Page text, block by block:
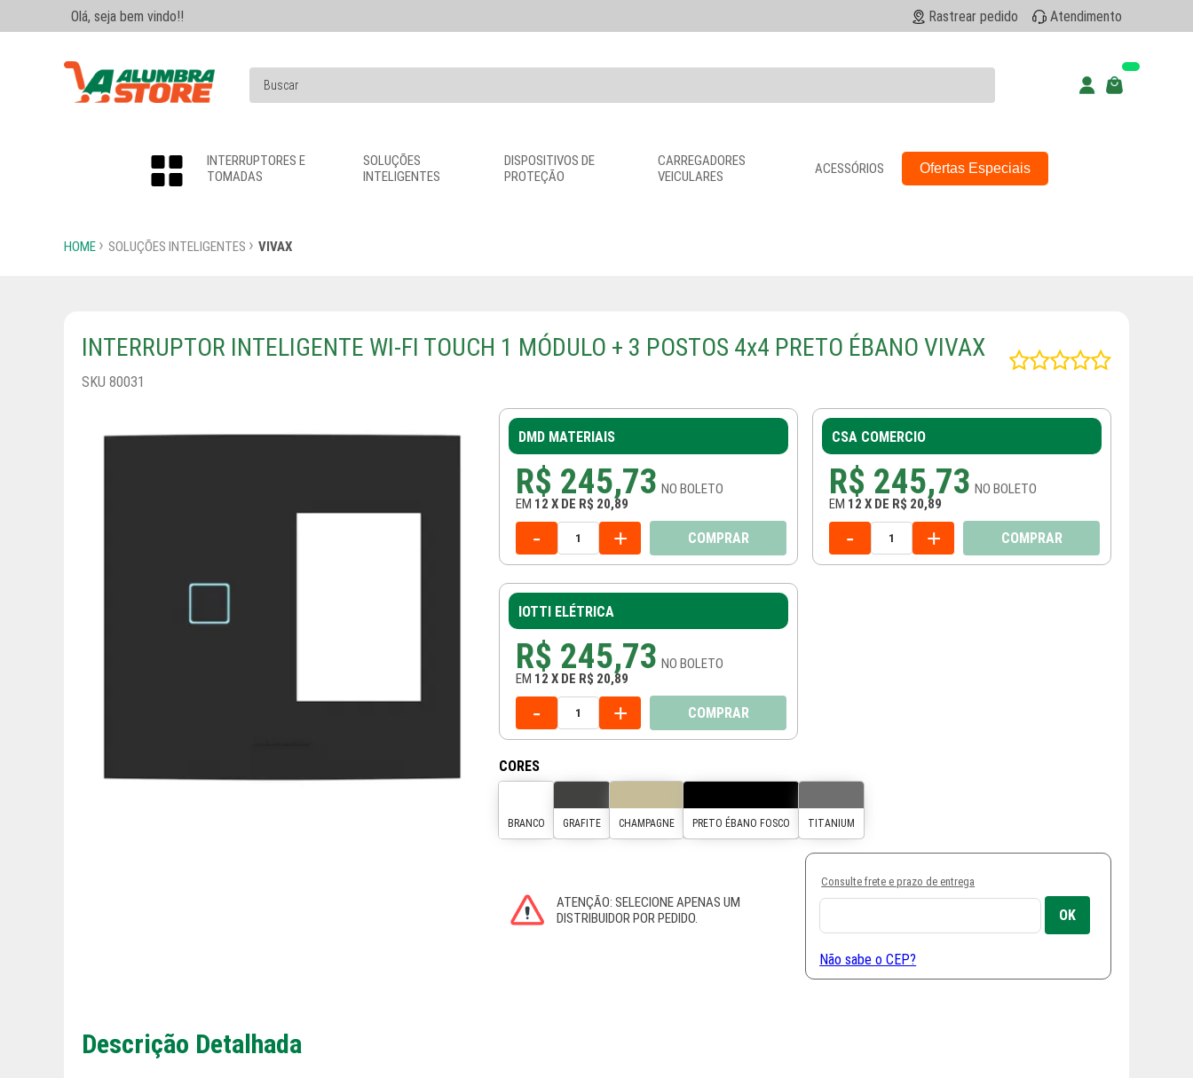
Olá, seja bem vindo!! Rastrear pedido Atendimento
INTERRUPTORES E
TOMADAS
SOLUÇÕES
INTELIGENTES
DISPOSITIVOS DE
PROTEÇÃO
CARREGADORES
VEICULARES
ACESSÓRIOS Ofertas Especiais
HOME SOLUÇÕES INTELIGENTES VIVAX
INTERRUPTOR INTELIGENTE WI-FI TOUCH 1 MÓDULO + 3 POSTOS 4x4 PRETO ÉBANO VIVAX
SKU 80031
DMD MATERIAIS
R$ 245,73 NOBOLETO
EM 12X DE R$ 20,89
- + COMPRAR
CSA COMERCIO
R$ 245,73 NOBOLETO
EM 12X DE R$ 20,89
- + COMPRAR
IOTTI ELÉTRICA
R$ 245,73 NOBOLETO
EM 12X DE R$ 20,89
- + COMPRAR
CORES
Consulte frete e prazo de entrega
Não sabe o CEP?
Descrição Detalhada